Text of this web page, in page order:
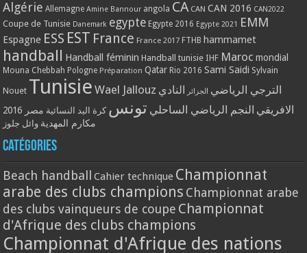
Algérie Allemagne Amine Bannour angola CA CAN CAN 2016 CAN2022
Coupe de Tunisie Danemark egypte Egypte 2016 Egypte 2021 EMM
Espagne ESS EST France France 2017 FTHB hammamet
handball Handball féminin Handball tunisie IHF Maroc mondial
Mouna Chebbah Pologne Préparation Qatar Rio 2016 Sami Saidi Sylvain
Nouet Tunisie Wael Jallouz الترجي الرياضي الجزائر
النادي
الافريقي النجم الرياضي الساحلي تونس كرة اليد النسائية مصر 2016
مكارم المهدية وائل جلوز
Catégories
Beach handball Cahier technique Championnat
arabe des clubs champions Championnat arabe
des clubs vainqueurs de coupe Championnat
d'Afrique des clubs champions
Championnat d'Afrique des nations